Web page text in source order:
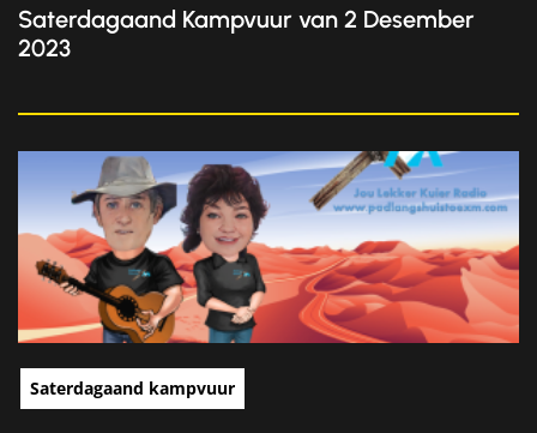
Saterdagaand Kampvuur van 2 Desember
2023
Saterdagaand kampvuur